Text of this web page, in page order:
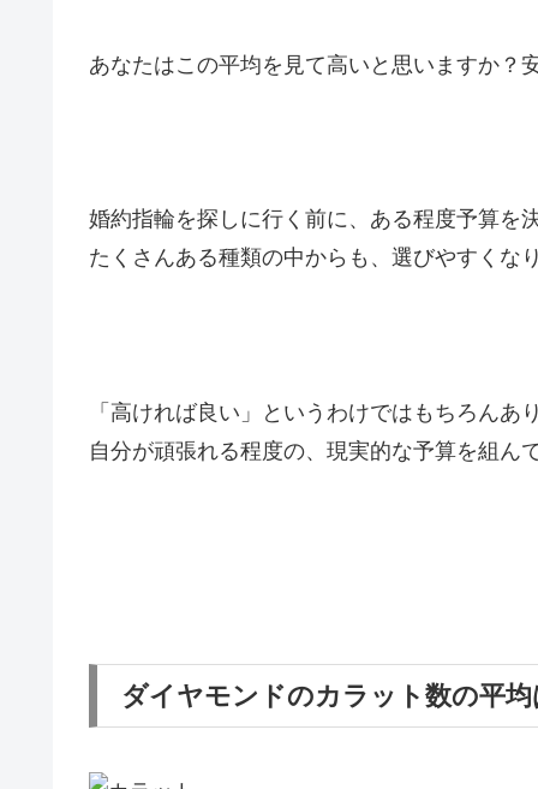
あなたはこの平均を見て高いと思いますか？
婚約指輪を探しに行く前に、ある程度予算を
たくさんある種類の中からも、選びやすくな
「高ければ良い」というわけではもちろんあ
自分が頑張れる程度の、現実的な予算を組ん
ダイヤモンドのカラット数の平均